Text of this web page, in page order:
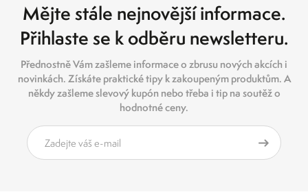
Mějte stále nejnovější informace.
Přihlaste se k odběru newsletteru.
Přednostně Vám zašleme informace o zbrusu nových akcích i
novinkách. Získáte praktické tipy k zakoupeným produktům. A
někdy zašleme slevový kupón nebo třeba i tip na soutěž o
hodnotné ceny.